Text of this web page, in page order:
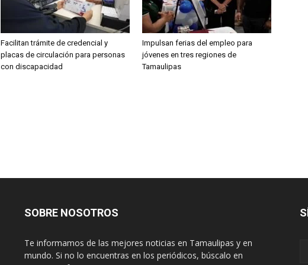
Facilitan trámite de credencial y
placas de circulación para personas
con discapacidad
Impulsan ferias del empleo para
jóvenes en tres regiones de
Tamaulipas
SOBRE NOSOTROS
Te informamos de las mejores noticias en Tamaulipas y en
mundo. Si no lo encuentras en los periódicos, búscalo en